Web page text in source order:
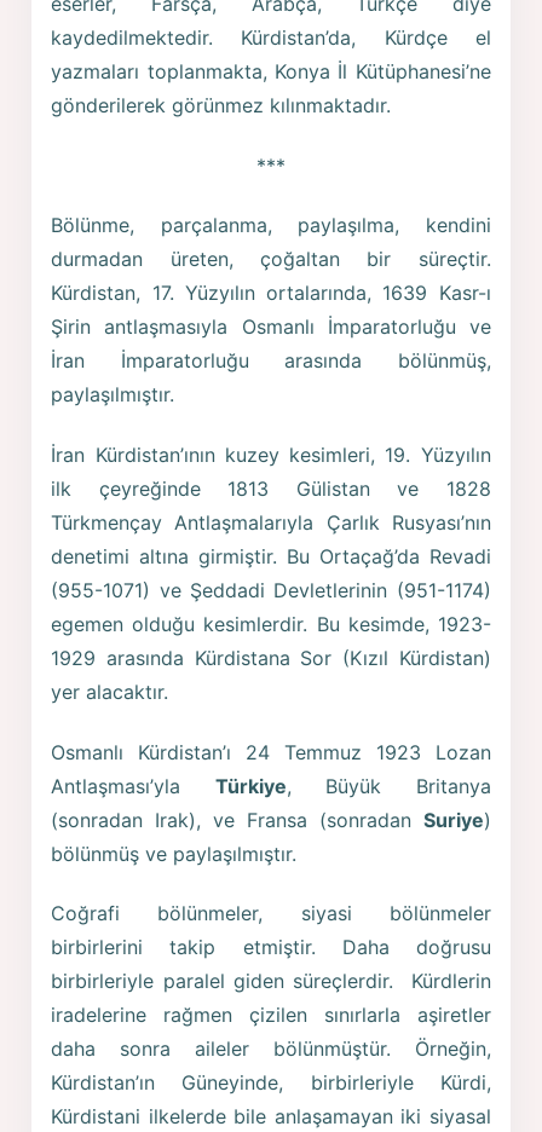
kaydedilmektedir. Kürdistan’da, Kürdçe el
yazmaları toplanmakta, Konya İl Kütüphanesi’ne
gönderilerek görünmez kılınmaktadır.
***
Bölünme, parçalanma, paylaşılma, kendini
durmadan üreten, çoğaltan bir süreçtir.
Kürdistan, 17. Yüzyılın ortalarında, 1639 Kasr-ı
Şirin antlaşmasıyla Osmanlı İmparatorluğu ve
İran İmparatorluğu arasında bölünmüş,
paylaşılmıştır.
İran Kürdistan’ının kuzey kesimleri, 19. Yüzyılın
ilk çeyreğinde 1813 Gülistan ve 1828
Türkmençay Antlaşmalarıyla Çarlık Rusyası’nın
denetimi altına girmiştir. Bu Ortaçağ’da Revadi
(955-1071) ve Şeddadi Devletlerinin (951-1174)
egemen olduğu kesimlerdir. Bu kesimde, 1923-
1929 arasında Kürdistana Sor (Kızıl Kürdistan)
yer alacaktır.
Osmanlı Kürdistan’ı 24 Temmuz 1923 Lozan
Antlaşması’yla Türkiye, Büyük Britanya
(sonradan Irak), ve Fransa (sonradan Suriye)
bölünmüş ve paylaşılmıştır.
Coğrafi bölünmeler, siyasi bölünmeler
birbirlerini takip etmiştir. Daha doğrusu
birbirleriyle paralel giden süreçlerdir. Kürdlerin
iradelerine rağmen çizilen sınırlarla aşiretler
daha sonra aileler bölünmüştür. Örneğin,
Kürdistan’ın Güneyinde, birbirleriyle Kürdi,
Kürdistani ilkelerde bile anlaşamayan iki siyasal